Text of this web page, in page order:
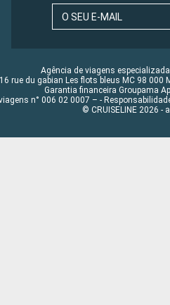
O SEU E-MAIL
Agência de viagens
16 rue du gabian Les flots bleus MC 98 000
Garantia financeira Groupama
n° 006 02 0007 – -
© CRUISELINE 2026 -